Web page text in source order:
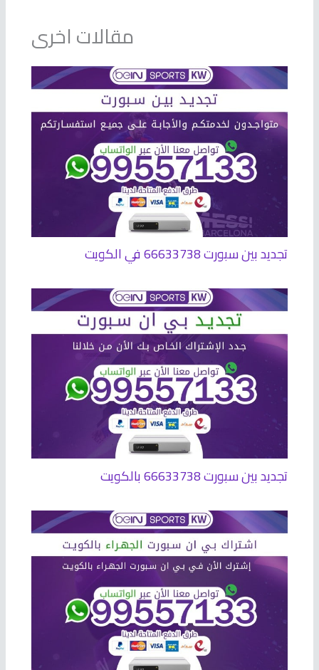
مقالات اخرى
تجديد بين سبورت 66633738 في الكويت
تجديد بين سبورت 66633738 بالكويت